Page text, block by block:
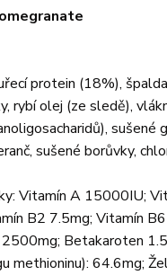
protein (18%),
olej (ze sledě),
sušené borůvky,
Vitamín A 15000IU;
B2 7.5mg; Vitamín
Betakaroten
methioninu): 64.6mg;